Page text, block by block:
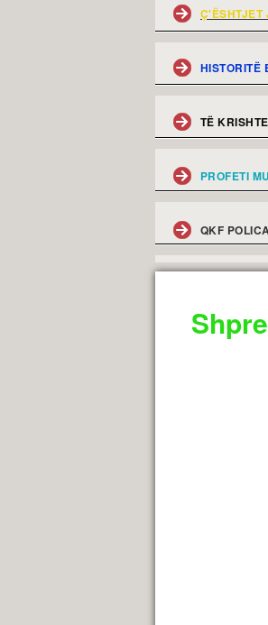
Ç'ËSHTJET
HISTORITË
TË
PROFETI
QKF